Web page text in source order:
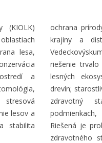
(KIOLK)
lesa,
a
lesov a
stabilita
ochrana
krajiny a
riešenie
lesných
drevín;
zdravotný
Riešená je
zdravotného